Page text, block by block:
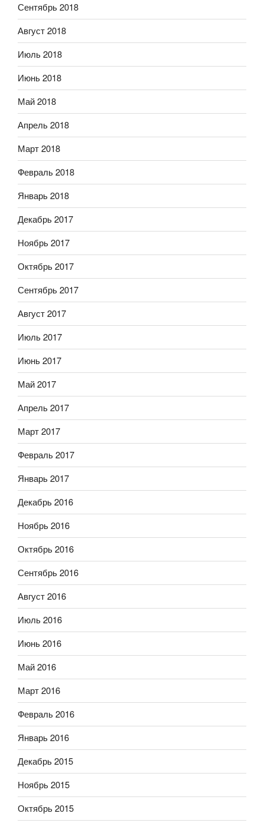
Сентябрь 2018
Август 2018
Июль 2018
Июнь 2018
Май 2018
Апрель 2018
Март 2018
Февраль 2018
Январь 2018
Декабрь 2017
Ноябрь 2017
Октябрь 2017
Сентябрь 2017
Август 2017
Июль 2017
Июнь 2017
Май 2017
Апрель 2017
Март 2017
Февраль 2017
Январь 2017
Декабрь 2016
Ноябрь 2016
Октябрь 2016
Сентябрь 2016
Август 2016
Июль 2016
Июнь 2016
Май 2016
Март 2016
Февраль 2016
Январь 2016
Декабрь 2015
Ноябрь 2015
Октябрь 2015